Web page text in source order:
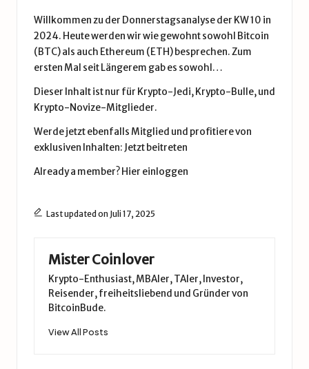
Willkommen zu der Donnerstagsanalyse der KW 10 in
2024. Heute werden wir wie gewohnt sowohl Bitcoin
(BTC) als auch Ethereum (ETH) besprechen. Zum
ersten Mal seit Längerem gab es sowohl…
Dieser Inhalt ist nur für Krypto-Jedi, Krypto-Bulle, und
Krypto-Novize-Mitglieder.
Werde jetzt ebenfalls Mitglied und profitiere von
exklusiven Inhalten: Jetzt beitreten
Already a member? Hier einloggen
Last updated on Juli 17, 2025
Mister Coinlover
Krypto-Enthusiast, MBAler, TAler, Investor,
Reisender, freiheitsliebend und Gründer von
BitcoinBude.
View All Posts